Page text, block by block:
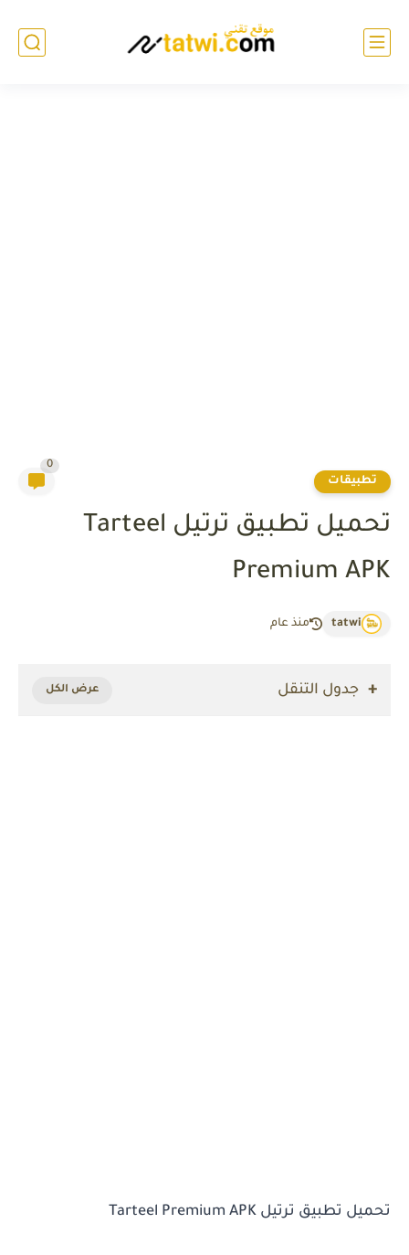
تطبيقات
0
تحميل تطبيق ترتيل Tarteel
Premium APK
tatwi منذ عام
جدول التنقل
تحميل تطبيق ترتيل Tarteel Premium APK